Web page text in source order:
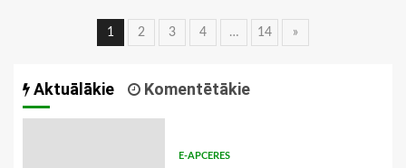
Ziņu
1 2 3 4 … 14 »
Aktuālākie Komentētākie
E-APCERES